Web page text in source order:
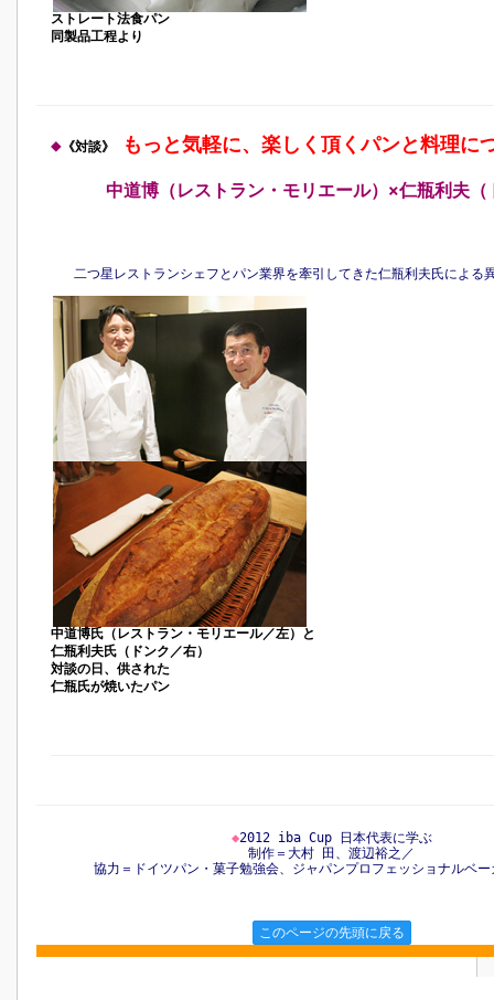
ストレート法食パン
同製品工程より
◆《対談》 もっと気軽に、楽しく頂くパンと料理に
中道博（レストラン・モリエール）×仁瓶利夫（
二つ星レストランシェフとパン業界を牽引してきた仁瓶利夫氏による
中道博氏（レストラン・モリエール／左）と
仁瓶利夫氏（ドンク／右）
対談の日、供された
仁瓶氏が焼いたパン
◆2012 iba Cup 日本代表に学ぶ
制作＝大村 田、渡辺裕之／
協力＝ドイツパン・菓子勉強会、ジャパンプロフェッショナルベ
このページの先頭に戻る